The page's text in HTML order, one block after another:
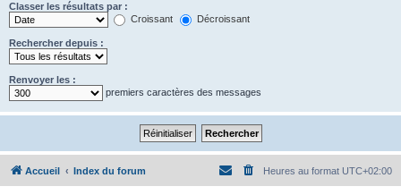
Classer les résultats par :
Croissant
Décroissant
Rechercher depuis :
Renvoyer les :
premiers caractères des messages
Accueil Index du forum Heures au format UTC+02:00